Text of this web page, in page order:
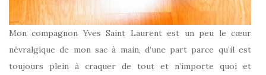
Mon compagnon Yves Saint Laurent est un peu le cœur
névralgique de mon sac à main, d’une part parce qu’il est
toujours plein à craquer de tout et n’importe quoi et